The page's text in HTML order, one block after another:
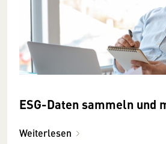
ESG-Daten sammeln und
Weiterlesen